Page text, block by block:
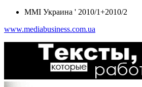
MMI Украина ' 2010/1+2010/2
www.mediabusiness.com.ua